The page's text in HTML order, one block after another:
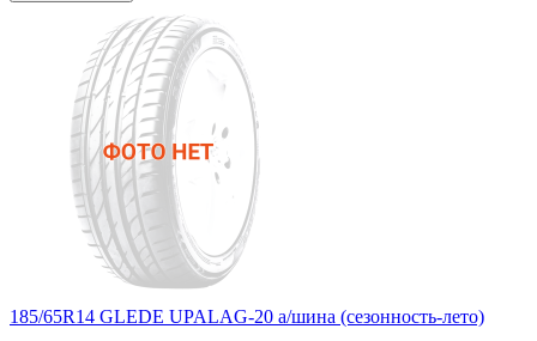
185/65R14 GLEDE UPALAG-20 а/шина (сезонность-лето)